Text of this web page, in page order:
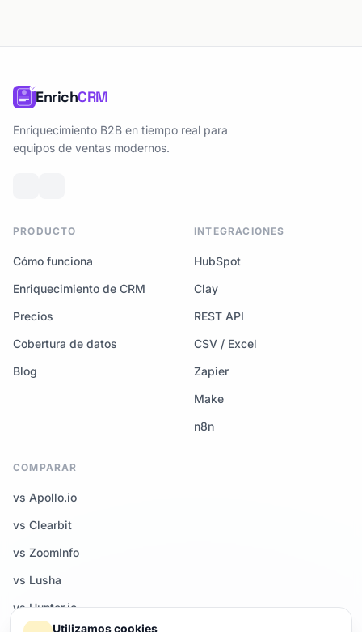
EnrichCRM
Enriquecimiento B2B en tiempo real para
equipos de ventas modernos.
PRODUCTO
Cómo funciona
Enriquecimiento de CRM
Precios
Cobertura de datos
Blog
INTEGRACIONES
HubSpot
Clay
REST API
CSV / Excel
Zapier
Make
n8n
COMPARAR
vs Apollo.io
vs Clearbit
vs ZoomInfo
vs Lusha
vs Hunter.io
Utilizamos cookies